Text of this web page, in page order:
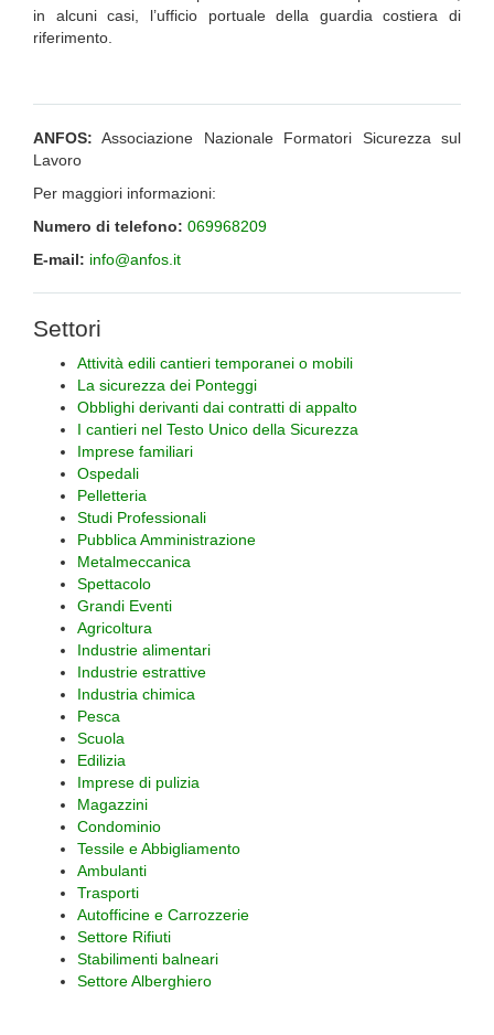
in alcuni casi, l’ufficio portuale della guardia costiera di
riferimento.
ANFOS: Associazione Nazionale Formatori Sicurezza sul
Lavoro
Per maggiori informazioni:
Numero di telefono: 069968209
E-mail: info@anfos.it
Settori
Attività edili cantieri temporanei o mobili
La sicurezza dei Ponteggi
Obblighi derivanti dai contratti di appalto
I cantieri nel Testo Unico della Sicurezza
Imprese familiari
Ospedali
Pelletteria
Studi Professionali
Pubblica Amministrazione
Metalmeccanica
Spettacolo
Grandi Eventi
Agricoltura
Industrie alimentari
Industrie estrattive
Industria chimica
Pesca
Scuola
Edilizia
Imprese di pulizia
Magazzini
Condominio
Tessile e Abbigliamento
Ambulanti
Trasporti
Autofficine e Carrozzerie
Settore Rifiuti
Stabilimenti balneari
Settore Alberghiero